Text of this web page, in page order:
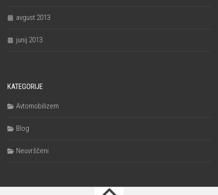
avgust 2013
junij 2013
KATEGORIJE
Avtomobilizem
Blog
Neuvrščeni